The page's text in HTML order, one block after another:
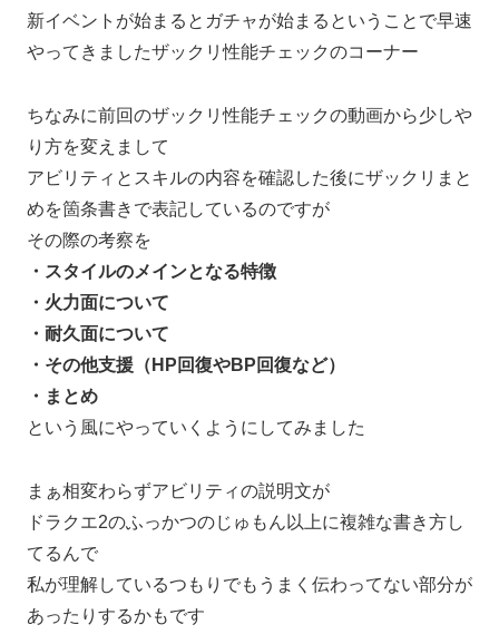
新イベントが始まるとガチャが始まるということで早速
やってきましたザックリ性能チェックのコーナー
ちなみに前回のザックリ性能チェックの動画から少しや
り方を変えまして
アビリティとスキルの内容を確認した後にザックリまと
めを箇条書きで表記しているのですが
その際の考察を
・スタイルのメインとなる特徴
・火力面について
・耐久面について
・その他支援（HP回復やBP回復など）
・まとめ
という風にやっていくようにしてみました
まぁ相変わらずアビリティの説明文が
ドラクエ2のふっかつのじゅもん以上に複雑な書き方し
てるんで
私が理解しているつもりでもうまく伝わってない部分が
あったりするかもです